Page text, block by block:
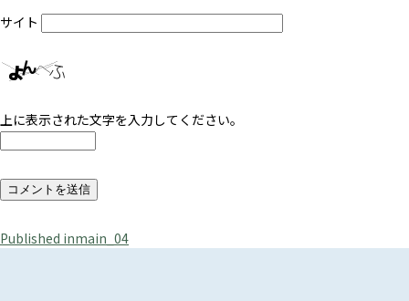
サイト
上に表示された文字を入力してください。
投
Published inmain_04